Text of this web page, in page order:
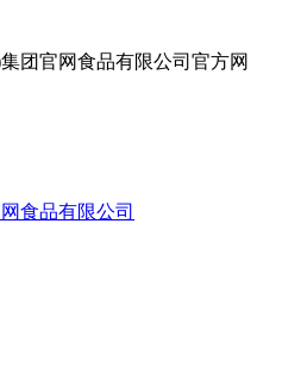
团官网食品有限公司官方网